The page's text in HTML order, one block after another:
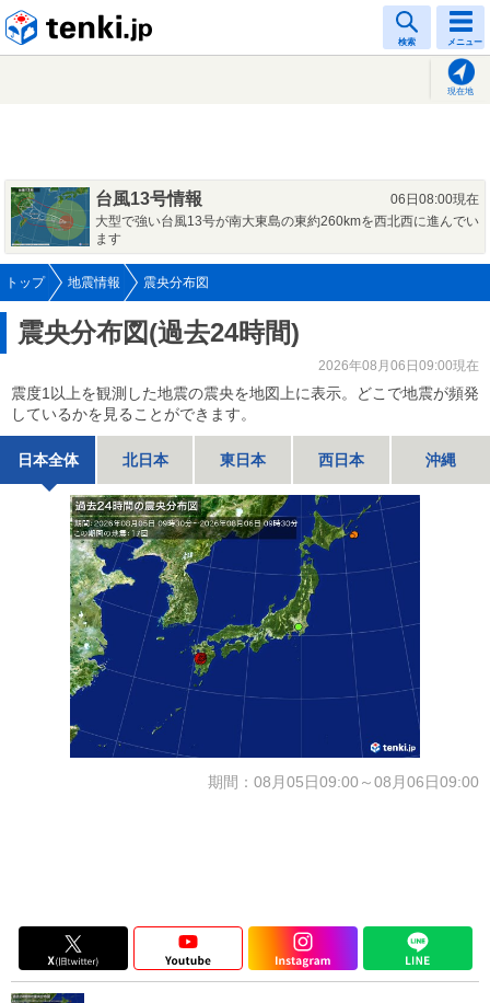
検索 メニュー
現在地
台風13号情報
06日08:00現在
大型で強い台風13号が南大東島の東約260kmを西北西に進んでい
ます
トップ 地震情報 震央分布図
震央分布図(過去24時間)
2026年08月06日09:00現在
震度1以上を観測した地震の震央を地図上に表示。どこで地震が頻発
しているかを見ることができます。
日本全体 北日本 東日本 西日本 沖縄
期間：08月05日09:00～08月06日09:00